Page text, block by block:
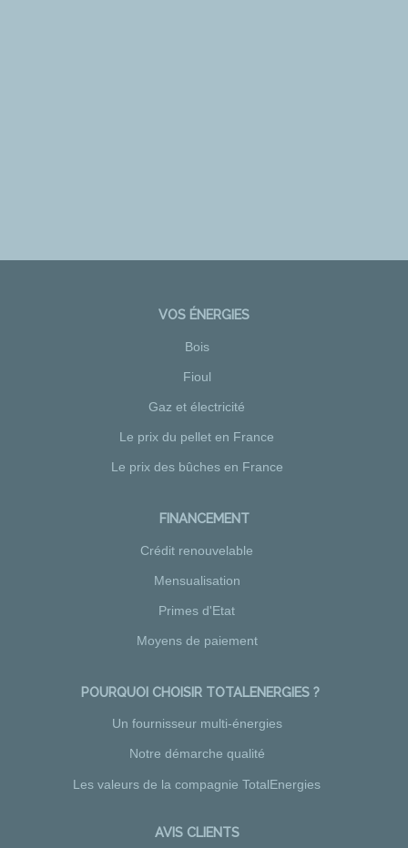
VOS ÉNERGIES
Bois
Fioul
Gaz et électricité
Le prix du pellet en France
Le prix des bûches en France
FINANCEMENT
Crédit renouvelable
Mensualisation
Primes d'Etat
Moyens de paiement
POURQUOI CHOISIR TOTALENERGIES ?
Un fournisseur multi-énergies
Notre démarche qualité
Les valeurs de la compagnie TotalEnergies
AVIS CLIENTS